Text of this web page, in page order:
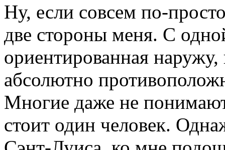
Ну, если совсем по-
две стороны меня. С
ориентированная
абсолютно
Многие даже не
стоит один человек.